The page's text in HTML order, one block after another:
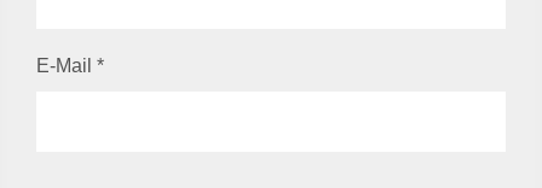
E-Mail *